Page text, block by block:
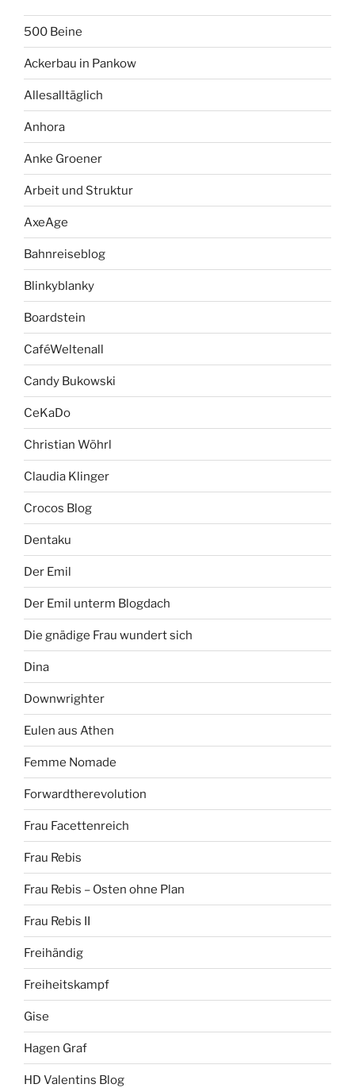
500 Beine
Ackerbau in Pankow
Allesalltäglich
Anhora
Anke Groener
Arbeit und Struktur
AxeAge
Bahnreiseblog
Blinkyblanky
Boardstein
CaféWeltenall
Candy Bukowski
CeKaDo
Christian Wöhrl
Claudia Klinger
Crocos Blog
Dentaku
Der Emil
Der Emil unterm Blogdach
Die gnädige Frau wundert sich
Dina
Downwrighter
Eulen aus Athen
Femme Nomade
Forwardtherevolution
Frau Facettenreich
Frau Rebis
Frau Rebis – Osten ohne Plan
Frau Rebis II
Freihändig
Freiheitskampf
Gise
Hagen Graf
HD Valentins Blog